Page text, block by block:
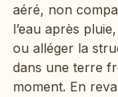
aéré, non
l’eau après
ou alléger la
dans une terre
moment. En